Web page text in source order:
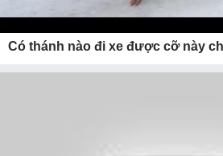
Có thánh nào đi xe được cỡ này